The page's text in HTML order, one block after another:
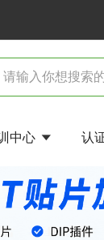
中心 认